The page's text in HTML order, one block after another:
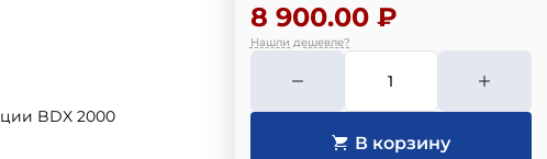
BDX 2000
8 900.00 ₽
Нашли дешевле?